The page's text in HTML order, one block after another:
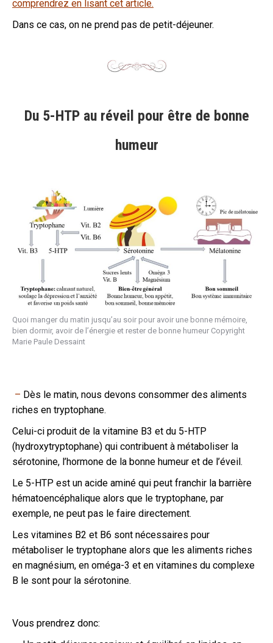
comprendrez en lisant cet article.
Dans ce cas, on ne prend pas de petit-déjeuner.
Du 5-HTP au réveil pour être de bonne
humeur
Quoi manger du matin jusqu’au soir pour avoir une bonne mémoire,
bien dormir, avoir de l’énergie et rester de bonne humeur Copyright
Marie Paule Dessaint
– Dès le matin, nous devons consommer des aliments
riches en tryptophane.
Celui-ci produit de la vitamine B3 et du 5-HTP
(hydroxytryptophane) qui contribuent à métaboliser la
sérotonine, l’hormone de la bonne humeur et de l’éveil.
Le 5-HTP est un acide aminé qui peut franchir la barrière
hématoencéphalique alors que le tryptophane, par
exemple, ne peut pas le faire directement.
Les vitamines B2 et B6 sont nécessaires pour
métaboliser le tryptophane alors que les aliments riches
en magnésium, en oméga-3 et en vitamines du complexe
B le sont pour la sérotonine.
Vous prendrez donc: